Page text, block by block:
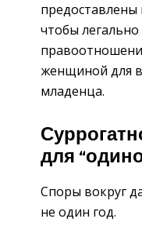
предоставлены
чтобы
женщиной для
младенца.
для
Споры вокруг
не один год.